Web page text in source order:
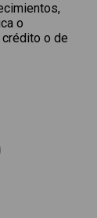
o
o de
Plus
en Pinterest
por E-